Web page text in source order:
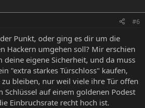
#6
Punkt, oder ging es dir um die
Hackern umgehen soll? Mir erschien
deine eigene Sicherheit, und da muss
"extra starkes Türschloss" kaufen,
bleiben, nur weil viele ihre Tür offen
Schlüssel auf einem goldenen Podest
Einbruchsrate recht hoch ist.